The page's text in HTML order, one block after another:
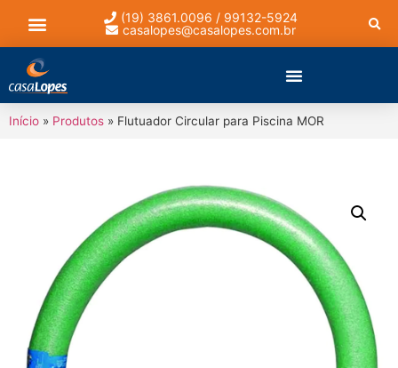
(19) 3861.0096 / 99132-5924
casalopes@casalopes.com.br
Início » Produtos » Flutuador Circular para Piscina MOR